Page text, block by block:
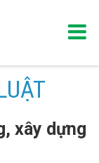
xây dựng